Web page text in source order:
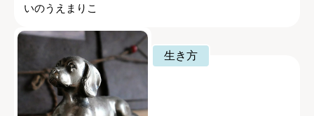
いのうえまりこ
生き方